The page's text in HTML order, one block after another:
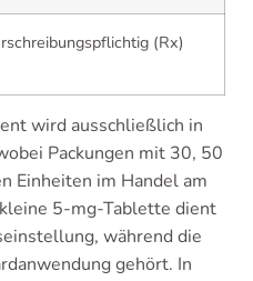
(Rx)
wird ausschließlich in
Packungen mit 30, 50
Einheiten im Handel am
5-mg-Tablette dient
während die
gehört. In